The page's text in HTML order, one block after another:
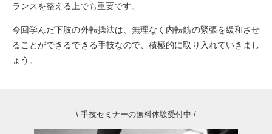
ランスを整える上でも重要です。
今回学んだ下肢の外転操法は、無理なく内転筋の緊張を緩和させ
ることができるできる手技なので、積極的に取り入れていきまし
ょう。
\ 手技セミナーの無料体験受付中 /